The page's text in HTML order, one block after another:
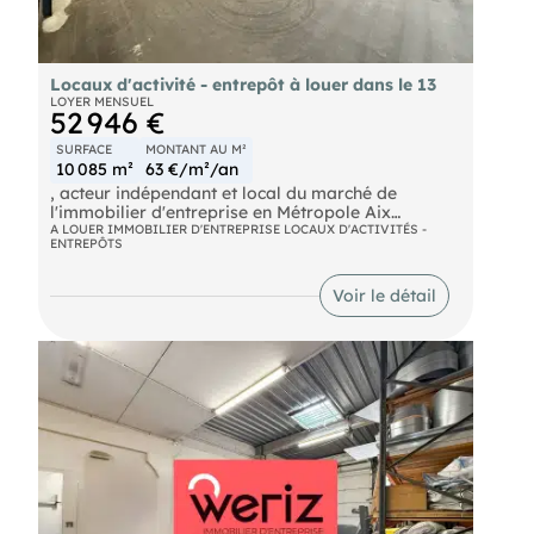
Individuel - Réf.964671
Locaux d'activité - entrepôt à louer dans le 13
LOYER MENSUEL
52 946 €
SURFACE
10 085 m²
MONTANT AU M²
63 €/m²/an
, acteur indépendant et local du marché de
l'immobilier d'entreprise en Métropole Aix
Marseille Provence vous propose au coeur de la
zone industrielle de Marignane, un entrepôt d'une
superficie totale de 10 085 m² . Ce site
indépendant bénéficie de quais filants, d'une
grande aire de man'uvre et d'une grande hauteur
A LOUER IMMOBILIER D'ENTREPRISE LOCAUX D'ACTIVITÉS -
ENTREPÔTS
Voir le détail